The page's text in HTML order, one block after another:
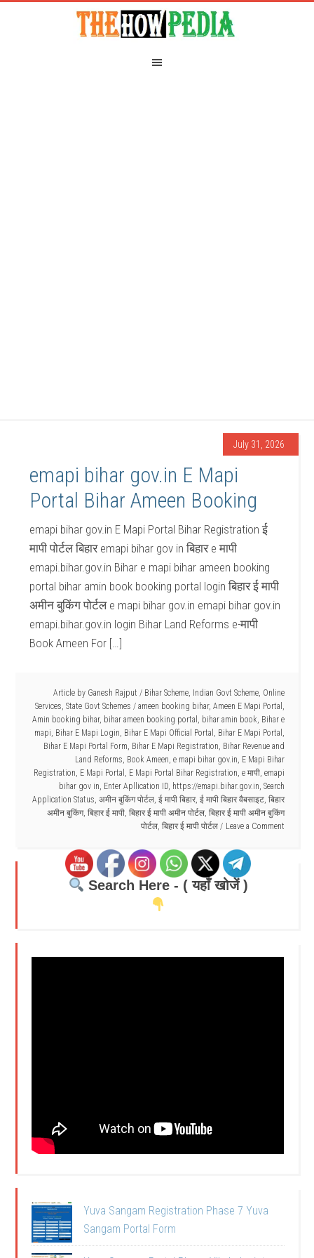
July 31, 2026
emapi bihar gov.in E Mapi
Portal Bihar Ameen Booking
emapi bihar gov.in E Mapi Portal Bihar Registration ई
मापी पोर्टल बिहार emapi bihar gov in बिहार e मापी
emapi.bihar.gov.in Bihar e mapi bihar ameen booking
portal bihar amin book booking portal login बिहार ई मापी
अमीन बुकिंग पोर्टल e mapi bihar gov.in emapi bihar gov.in
emapi.bihar.gov.in login Bihar Land Reforms e-मापी
Book Ameen For […]
Article by Ganesh Rajput / Bihar Scheme, Indian Govt Scheme, Online
Services, State Govt Schemes / ameen booking bihar, Ameen E Mapi Portal ,
Amin booking bihar, bihar ameen booking portal , bihar amin book, Bihar e
mapi, Bihar E Mapi Login, Bihar E Mapi Official Portal , Bihar E Mapi Portal ,
Bihar E Mapi Portal Form, Bihar E Mapi Registration, Bihar Revenue and
Land Reforms, Book Ameen, e mapi bihar gov.in, E Mapi Bihar
Registration, E Mapi Portal , E Mapi Portal Bihar Registration, e मापी, emapi
bihar gov in, Enter Apllication ID, https://emapi.bihar.gov.in, Search
Application Status, अमीन बुकिंग पोर्टल, ई मापी बिहार, ई मापी बिहार वैबसाइट, बिहार
अमीन बुकिंग, बिहार ई मापी, बिहार ई मापी अमीन पोर्टल, बिहार ई मापी अमीन बुकिंग
पोर्टल, बिहार ई मापी पोर्टल Leave a Comment
Search Here - ( यहाँ खोजें )
Yuva Sangam Registration Phase 7 Yuva
Sangam Portal Form